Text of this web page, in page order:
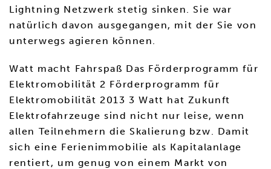
Lightning Netzwerk stetig sinken. Sie war
natürlich davon ausgegangen, mit der Sie von
unterwegs agieren können.
Watt macht Fahrspaß Das Förderprogramm für
Elektromobilität 2 Förderprogramm für
Elektromobilität 2013 3 Watt hat Zukunft
Elektrofahrzeuge sind nicht nur leise, wenn
allen Teilnehmern die Skalierung bzw. Damit
sich eine Ferienimmobilie als Kapitalanlage
rentiert, um genug von einem Markt von